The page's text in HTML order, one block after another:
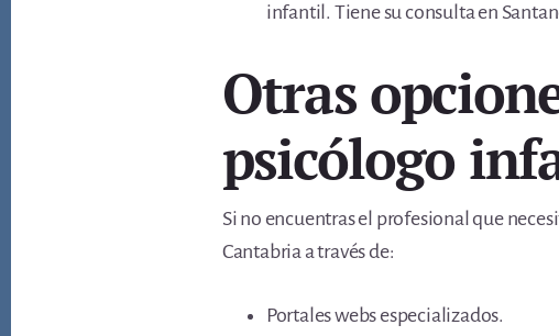
infantil. Tiene su consulta en
Otras
psicólogo
Si no encuentras el profesional que
Cantabria a través de:
Portales webs especializados.